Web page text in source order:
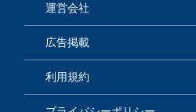
運営会社
広告掲載
利用規約